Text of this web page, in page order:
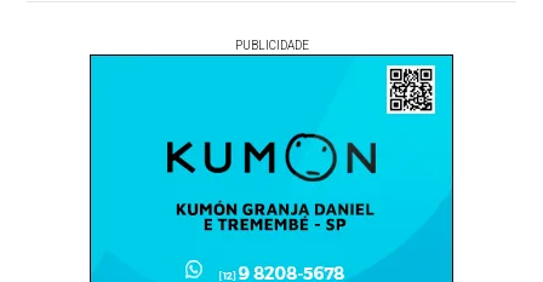
PUBLICIDADE